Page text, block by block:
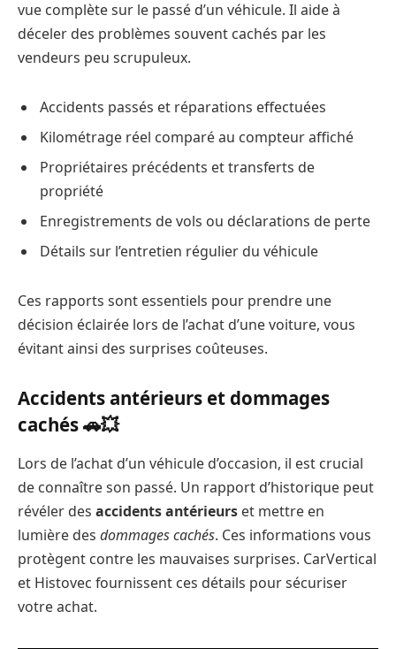
vue complète sur le passé d’un véhicule. Il aide à
déceler des problèmes souvent cachés par les
vendeurs peu scrupuleux.
Accidents passés et réparations effectuées
Kilométrage réel comparé au compteur affiché
Propriétaires précédents et transferts de
propriété
Enregistrements de vols ou déclarations de perte
Détails sur l’entretien régulier du véhicule
Ces rapports sont essentiels pour prendre une
décision éclairée lors de l’achat d’une voiture, vous
évitant ainsi des surprises coûteuses.
Accidents antérieurs et dommages
cachés 🚗💥
Lors de l’achat d’un véhicule d’occasion, il est crucial
de connaître son passé. Un rapport d’historique peut
révéler des accidents antérieurs et mettre en
lumière des dommages cachés. Ces informations vous
protègent contre les mauvaises surprises. CarVertical
et Histovec fournissent ces détails pour sécuriser
votre achat.